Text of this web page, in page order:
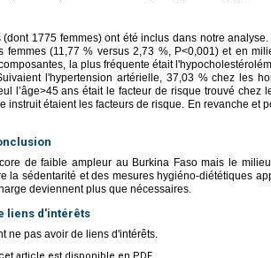
(dont 1775 femmes) ont été inclus dans notre
femmes (11,77 % versus 2,73 %, P<0,001) et en
la plus fréquente était
l'hypertension artérielle, 37,03 % chez les
l’âge>45 ans était le facteur de risque trouvé chez
instruit étaient les facteurs de risque. En revanche et
de faible ampleur au Burkina Faso mais le
la sédentarité et des mesures hygiéno-diététiques
deviennent plus que nécessaires.
liens d'intérêts
ne pas avoir de liens d'intérêts.